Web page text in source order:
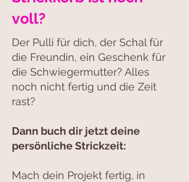
voll?
Der Pulli für dich, der Schal für
die Freundin, ein Geschenk für
die Schwiegermutter? Alles
noch nicht fertig und die Zeit
rast?
Dann buch dir jetzt deine
persönliche Strickzeit:
Mach dein Projekt fertig, in